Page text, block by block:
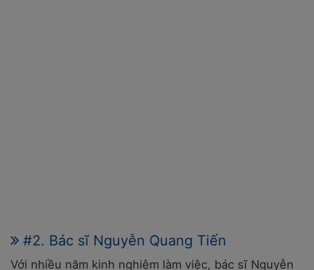
#2. Bác sĩ Nguyễn Quang Tiến
Với nhiều năm kinh nghiệm làm việc, bác sĩ Nguyễn